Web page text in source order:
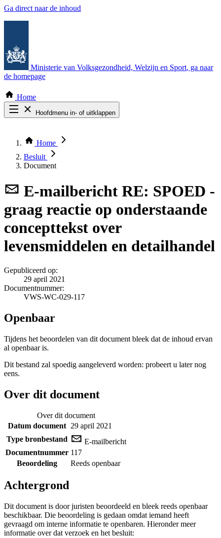
Ga direct naar de inhoud
Ministerie van Volksgezondheid, Welzijn en Sport, ga naar
de homepage
Home
Hoofdmenu in- of uitklappen
Thema COVID-19
Bekijk per bestuursorgaan
Home
Besluit
Document
E-mailbericht RE: SPOED -
graag reactie op onderstaande
concepttekst over
levensmiddelen en detailhandel
Gepubliceerd op:
29 april 2021
Documentnummer:
VWS-WC-029-117
Openbaar
Tijdens het beoordelen van dit document bleek dat de inhoud ervan
al openbaar is.
Dit bestand zal spoedig aangeleverd worden: probeert u later nog
eens.
Over dit document
Over dit document
Datum document 29 april 2021
Type bronbestand
E-mailbericht
Documentnummer 117
Beoordeling
Reeds openbaar
Achtergrond
Dit document is door juristen beoordeeld en bleek reeds openbaar
beschikbaar. Die beoordeling is gedaan omdat iemand heeft
gevraagd om interne informatie te openbaren. Hieronder meer
informatie over dat verzoek en het besluit: